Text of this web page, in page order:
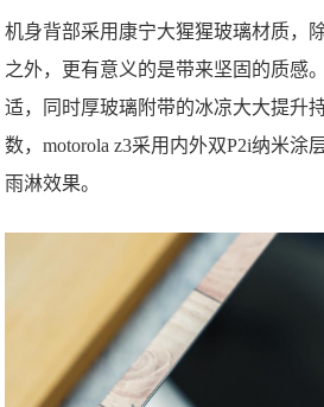
机身背部采用康宁大猩猩玻璃材质，
之外，更有意义的是带来坚固的质感
适，同时厚玻璃附带的冰凉大大提升
数，motorola z3采用内外双P2i纳米涂
雨淋效果。